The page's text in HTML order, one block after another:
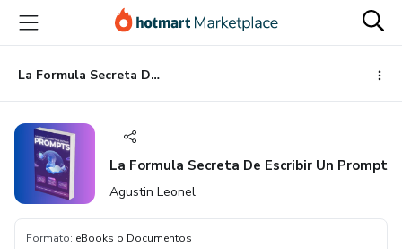
principal
página
de
página
La Formula Secreta De Escribir Un Prompt
La Formula Secreta De Escribir Un Prompt
Agustin Leonel
Formato: eBooks o Documentos